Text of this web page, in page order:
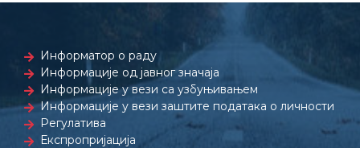
Информатор о раду
Информације од јавног значаја
Информације у вези са узбуњивањем
Информације у вези заштите података о личности
Регулатива
Експропријација